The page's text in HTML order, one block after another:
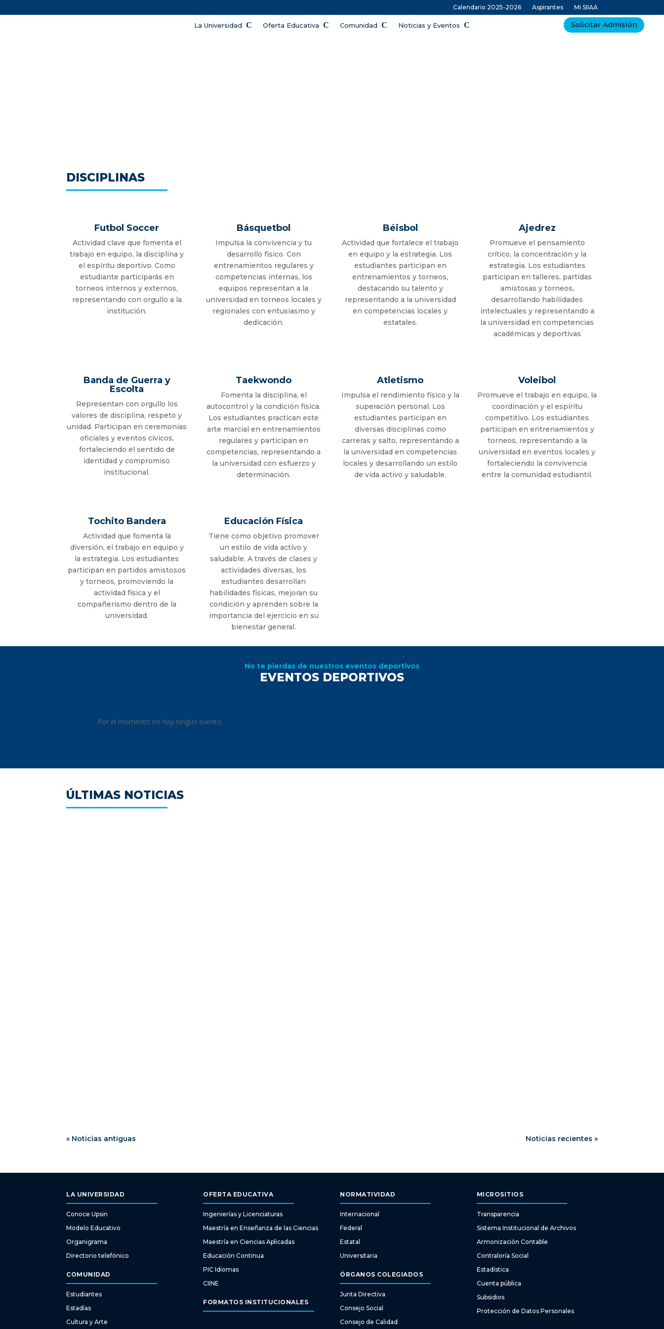
Calendario 2025-2026 Aspirantes Mi SIIAA
La Universidad Oferta Educativa Comunidad Noticias y Eventos Solicitar Admisión
DISCIPLINAS
Futbol Soccer
Actividad clave que fomenta el
trabajo en equipo, la disciplina y
el espíritu deportivo. Como
estudiante participarás en
torneos internos y externos,
representando con orgullo a la
institución.
Básquetbol
Impulsa la convivencia y tu
desarrollo físico. Con
entrenamientos regulares y
competencias internas, los
equipos representan a la
universidad en torneos locales y
regionales con entusiasmo y
dedicación.
Béisbol
Actividad que fortalece el trabajo
en equipo y la estrategia. Los
estudiantes participan en
entrenamientos y torneos,
destacando su talento y
representando a la universidad
en competencias locales y
estatales.
Ajedrez
Promueve el pensamiento
crítico, la concentración y la
estrategia. Los estudiantes
participan en talleres, partidas
amistosas y torneos,
desarrollando habilidades
intelectuales y representando a
la universidad en competencias
académicas y deportivas
Banda de Guerra y
Escolta
Representan con orgullo los
valores de disciplina, respeto y
unidad. Participan en ceremonias
oficiales y eventos cívicos,
fortaleciendo el sentido de
identidad y compromiso
institucional.
Taekwondo
Fomenta la disciplina, el
autocontrol y la condición física.
Los estudiantes practican este
arte marcial en entrenamientos
regulares y participan en
competencias, representando a
la universidad con esfuerzo y
determinación.
Atletismo
Impulsa el rendimiento físico y la
superación personal. Los
estudiantes participan en
diversas disciplinas como
carreras y salto, representando a
la universidad en competencias
locales y desarrollando un estilo
de vida activo y saludable.
Voleibol
Promueve el trabajo en equipo, la
coordinación y el espíritu
competitivo. Los estudiantes
participan en entrenamientos y
torneos, representando a la
universidad en eventos locales y
fortaleciendo la convivencia
entre la comunidad estudiantil.
Tochito Bandera
Actividad que fomenta la
diversión, el trabajo en equipo y
la estrategia. Los estudiantes
participan en partidos amistosos
y torneos, promoviendo la
actividad física y el
compañerismo dentro de la
universidad.
Educación Física
Tiene como objetivo promover
un estilo de vida activo y
saludable. A través de clases y
actividades diversas, los
estudiantes desarrollan
habilidades físicas, mejoran su
condición y aprenden sobre la
importancia del ejercicio en su
bienestar general.
No te pierdas de nuestros eventos deportivos
EVENTOS DEPORTIVOS
Por el momento no hay ningún evento.
ÚLTIMAS NOTICIAS
« Noticias antiguas Noticias recientes »
LA UNIVERSIDAD
Conoce Upsin
Modelo Educativo
Organigrama
Directorio telefónico
COMUNIDAD
Estudiantes
Estadías
Cultura y Arte
OFERTA EDUCATIVA
Ingenierías y Licenciaturas
Maestría en Enseñanza de las Ciencias
Maestría en Ciencias Aplicadas
Educación Continua
PIC Idiomas
CIINE
FORMATOS INSTITUCIONALES
NORMATIVIDAD
Internacional
Federal
Estatal
Universitaria
ÓRGANOS COLEGIADOS
Junta Directiva
Consejo Social
Consejo de Calidad
MICROSITIOS
Transparencia
Sistema Institucional de Archivos
Armonización Contable
Contraloría Social
Estadística
Cuenta pública
Subsidios
Protección de Datos Personales